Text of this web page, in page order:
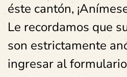
éste cantón,
Le recordamos que
son estrictamente
ingresar al